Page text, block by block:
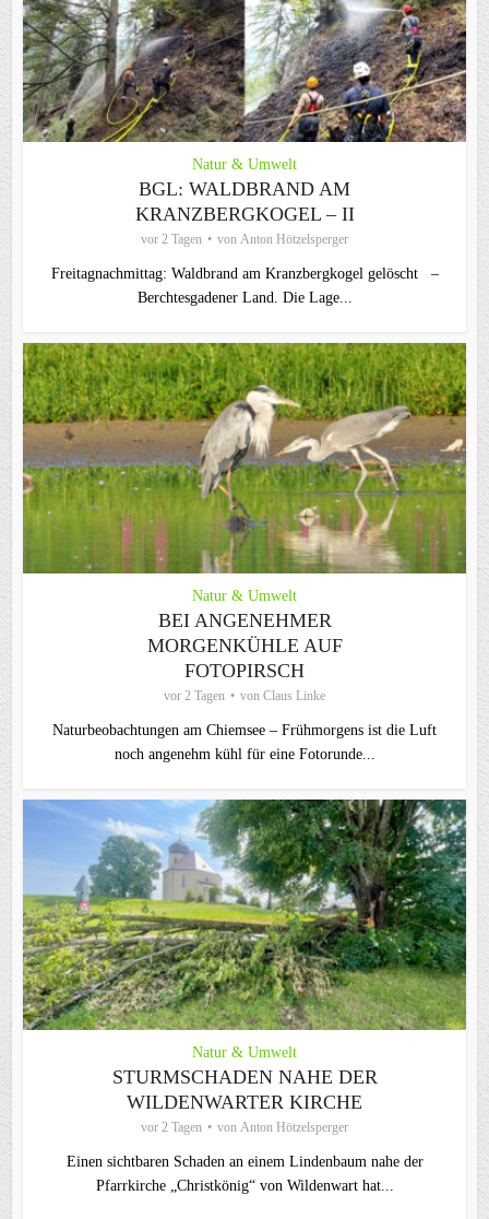
Natur & Umwelt
BGL: WALDBRAND AM
KRANZBERGKOGEL – II
vor 2 Tagen von Anton Hötzelsperger
Freitagnachmittag: Waldbrand am Kranzbergkogel gelöscht –
Berchtesgadener Land. Die Lage...
Natur & Umwelt
BEI ANGENEHMER
MORGENKÜHLE AUF
FOTOPIRSCH
vor 2 Tagen von Claus Linke
Naturbeobachtungen am Chiemsee – Frühmorgens ist die Luft
noch angenehm kühl für eine Fotorunde...
Natur & Umwelt
STURMSCHADEN NAHE DER
WILDENWARTER KIRCHE
vor 2 Tagen von Anton Hötzelsperger
Einen sichtbaren Schaden an einem Lindenbaum nahe der
Pfarrkirche „Christkönig“ von Wildenwart hat...